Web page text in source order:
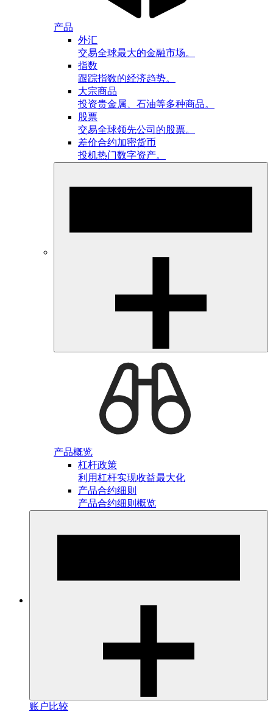
产品
外汇
交易全球最大的金融市场。
指数
跟踪指数的经济趋势。
大宗商品
投资贵金属、石油等多种商品。
股票
交易全球领先公司的股票。
差价合约加密货币
投机热门数字资产。
产品概览
杠杆政策
利用杠杆实现收益最大化
产品合约细则
产品合约细则概览
账户比较